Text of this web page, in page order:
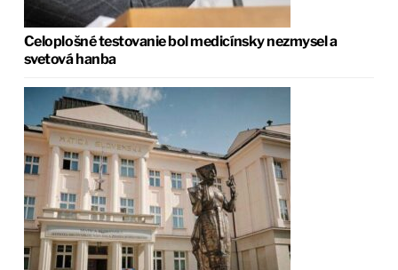
Celoplošné testovanie bol medicínsky nezmysel a
svetová hanba